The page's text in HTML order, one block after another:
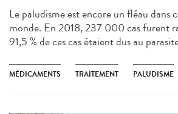
Le paludisme est encore un fléau dans
monde. En 2018, 237 000 cas furent
91,5 % de ces cas étaient dus au
MÉDICAMENTS TRAITEMENT PALUDISME